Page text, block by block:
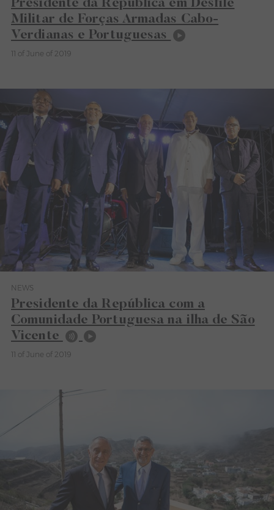
Presidente da República em Desfile
Militar de Forças Armadas Cabo-
Verdianas e Portuguesas
11 of June of 2019
Category News
NEWS
Presidente da República com a
Comunidade Portuguesa na ilha de São
Vicente
11 of June of 2019